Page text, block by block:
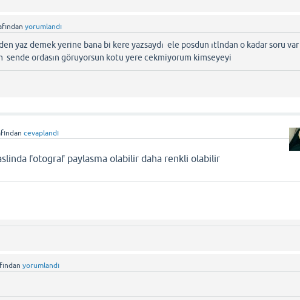
yorumlandı
yaz demek yerine bana bi kere yazsaydı ele posdun ıtlndan o kadar soru var
sende ordasın göruyorsun kotu yere cekmiyorum kimseyeyi
cevaplandı
fotograf paylasma olabilir daha renkli olabilir
yorumlandı